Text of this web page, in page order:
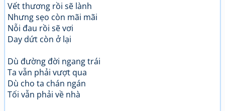
Vết thương rồi sẽ lành
Nhưng sẹo còn mãi mãi
Nỗi đau rồi sẽ vơi
Day dứt còn ở lại
Dù đường đời ngang trái
Ta vẫn phải vượt qua
Dù cho ta chán ngán
Tối vẫn phải về nhà